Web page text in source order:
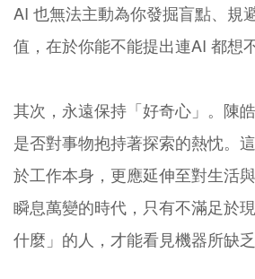
AI 也無法主動為你發掘盲點、規
值，在於你能不能提出連AI 都想
其次，永遠保持「好奇心」。陳
是否對事物抱持著探索的熱忱。
於工作本身，更應延伸至對生活
瞬息萬變的時代，只有不滿足於
什麼」的人，才能看見機器所缺乏